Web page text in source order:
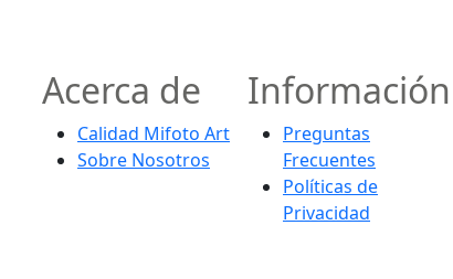
Acerca de
Calidad Mifoto Art
Sobre Nosotros
Información
Preguntas
Frecuentes
Políticas de
Privacidad